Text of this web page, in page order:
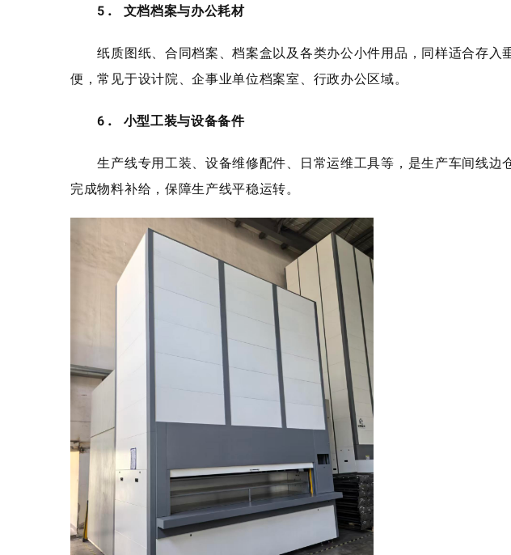
5. 文档档案与办公耗材
纸质图纸、合同档案、档案盒以及各类办公小件用品，同样适合存入
便，常见于设计院、企事业单位档案室、行政办公区域。
6. 小型工装与设备备件
生产线专用工装、设备维修配件、日常运维工具等，是生产车间线边
完成物料补给，保障生产线平稳运转。